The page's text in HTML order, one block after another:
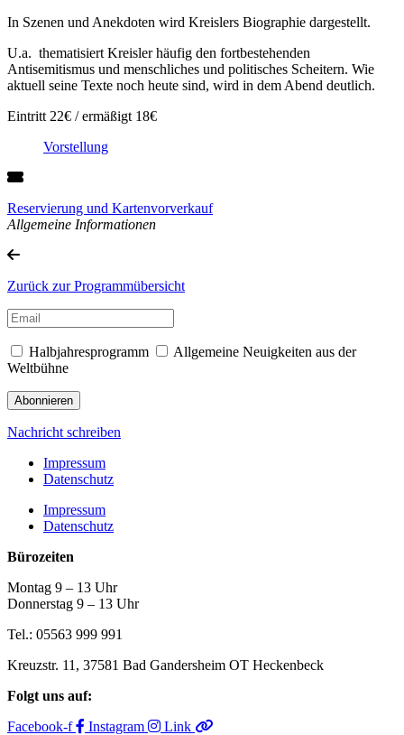
In Szenen und Anekdoten wird Kreislers Biographie dargestellt.
U.a. thematisiert Kreisler häufig den fortbestehenden
Antisemitismus und menschliches und politisches Scheitern. Wie
aktuell seine Texte noch heute sind, wird in dem Abend deutlich.
Eintritt 22€ / ermäßigt 18€
Vorstellung
Reservierung und Kartenvorverkauf
Allgemeine Informationen
Zurück zur Programmübersicht
Halbjahresprogramm
Allgemeine Neuigkeiten aus der
Weltbühne
Nachricht schreiben
Impressum
Datenschutz
Impressum
Datenschutz
Bürozeiten
Montag 9 – 13 Uhr
Donnerstag 9 – 13 Uhr
Tel.: 05563 999 991
Kreuzstr. 11, 37581 Bad Gandersheim OT Heckenbeck
Folgt uns auf:
Facebook-f
Instagram
Link